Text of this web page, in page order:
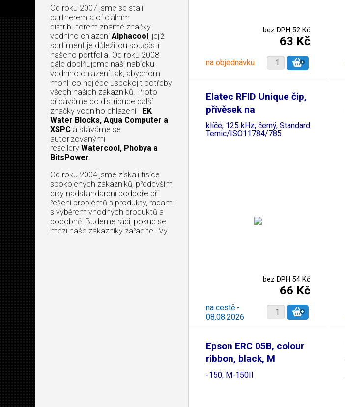
Od roku 2007 jsme se stali
partnerem a oficiálním
distributorem známé značky
vodního chlazení Alphacool, jejíž
sortiment je důležitou součástí
našeho portfolia. Od roku 2008
dále doplňujeme naší nabídku
vodního chlazení tak, abychom
mohli co nejlépe uspokojit potřeby
všech našich zákazníků. Proto
přidáváme do distribuce další
značky vodního chlazení - EK
Water Blocks, Aqua Computer a
XSPC a stáváme se
autorizovanými
resellery Watercool, Phobya a
BitsPower.
Od roku 2004 jsme získali tisíce
spokojených zákazníků, především
díky nadstandardní podpoře při
řešení problémů s produkty, radami
s výběrem vhodných produktů a
podobně. Budeme rádi, pokud se
mezi naše zákazníky zařadíte i Vy.
bez DPH 52 Kč
63 Kč
na objednávku
Elatec RFID Unique čip,
přívěsek na
klíče, 125 kHz, černý, Standard
Temic/ISO11784/785
bez DPH 54 Kč
66 Kč
na cestě -
08.08.2026
Epson ERC 05B, colour
ribbon, black, M
-150, M-150II